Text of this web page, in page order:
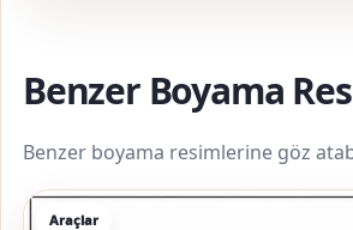
Benzer Boyama
Benzer boyama resimlerine göz
Araçlar